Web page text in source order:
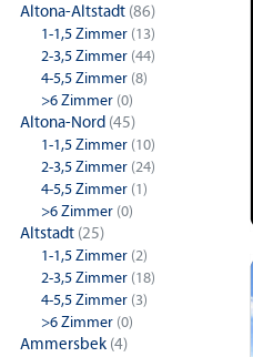
Altona-Altstadt (86)
1-1,5 Zimmer (13)
2-3,5 Zimmer (44)
4-5,5 Zimmer (8)
>6 Zimmer (0)
Altona-Nord (45)
1-1,5 Zimmer (10)
2-3,5 Zimmer (24)
4-5,5 Zimmer (1)
>6 Zimmer (0)
Altstadt (25)
1-1,5 Zimmer (2)
2-3,5 Zimmer (18)
4-5,5 Zimmer (3)
>6 Zimmer (0)
Ammersbek (4)